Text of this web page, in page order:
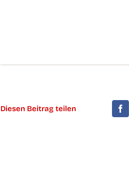
Die­sen Bei­trag teilen